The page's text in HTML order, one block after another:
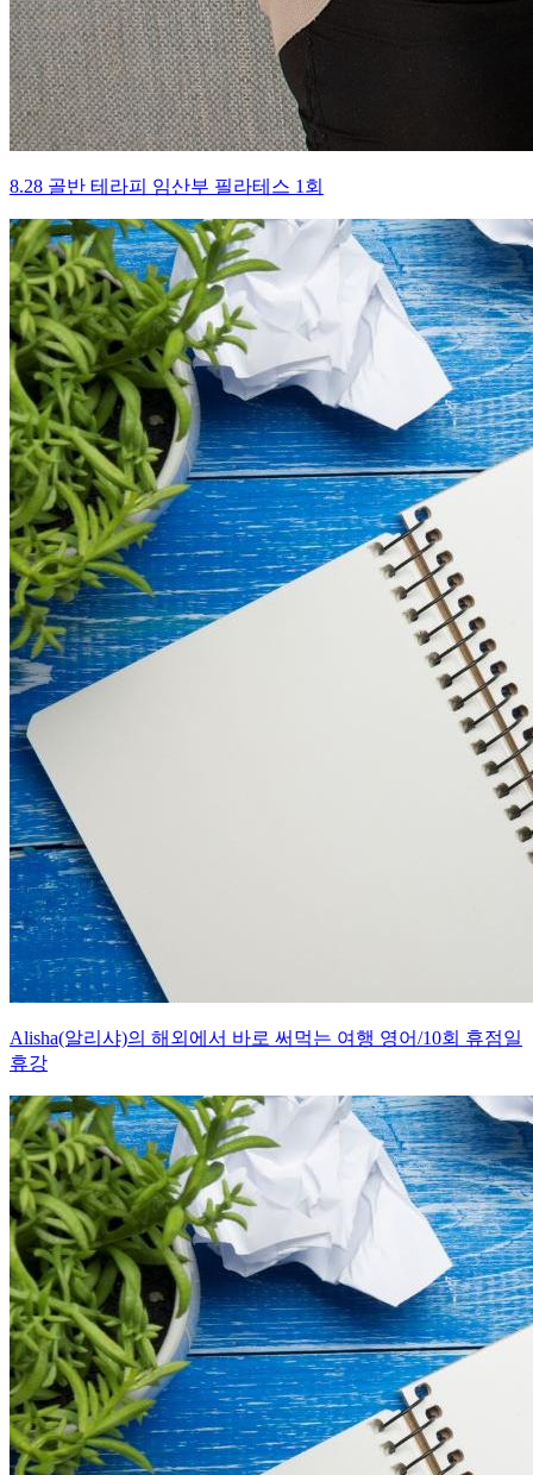
8.28 골반 테라피 임산부 필라테스 1회
Alisha(알리샤)의 해외에서 바로 써먹는 여행 영어/10회 휴점일
휴강